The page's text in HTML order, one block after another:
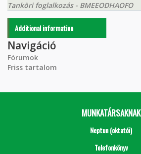
Tanköri foglalkozás - BMEEODHAOFO
Additional information
Navigáció
Fórumok
Friss tartalom
MUNKATÁRSAKNAK
Neptun (oktatói)
Telefonkönyv